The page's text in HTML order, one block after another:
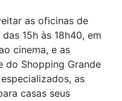
as oficinas de
15h às 18h40, em
cinema, e as
do Shopping Grande
as
casas seus